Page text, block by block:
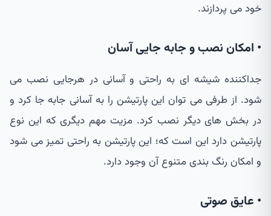
خود می پردازند.
• امکان نصب و جابه جایی آسان
جداکننده شیشه ای به راحتی و آسانی در هرجایی نصب می
شود. از طرفی می توان این پارتیشن را به آسانی جابه جا کرد و
در بخش های دیگر نصب کرد. مزیت مهم دیگری که این نوع
پارتیشن دارد این است که؛ این پارتیشن به راحتی تمیز می شود
و امکان رنگ بندی متنوع آن وجود دارد.
• عایق صوتی